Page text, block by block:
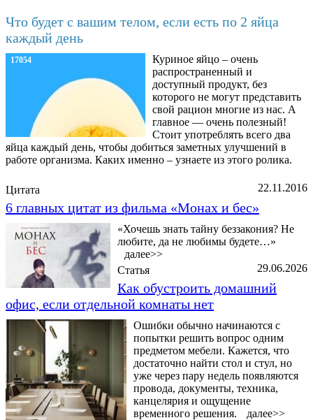
Что будет с вашим телом, если есть по 2 яйца
каждый день
17054
Куриное яйцо – очень
распространенный и
доступный продукт, без
которого не могут представить
свой рацион многие из нас. А
главное — очень полезный!
Стоит употреблять всего два
яйца каждый день, чтобы добиться заметных улучшений в
работе организма. Каких именно – узнаете из этого ролика.
22.11.2016
Цитата
6 главных цитат из фильма «Монах и бес»
«Хочешь знать тайну беззакония? Не
любите, да не любимы будете…»
далее>>
29.06.2026
Статья
Как обустроить домашний
офис, если отдельной комнаты нет
Ошибки обычно начинаются с
попытки решить вопрос одним
предметом мебели. Кажется, что
достаточно найти стол и стул, но
уже через пару недель появляются
провода, документы, техника,
канцелярия и ощущение
временного решения.
далее>>